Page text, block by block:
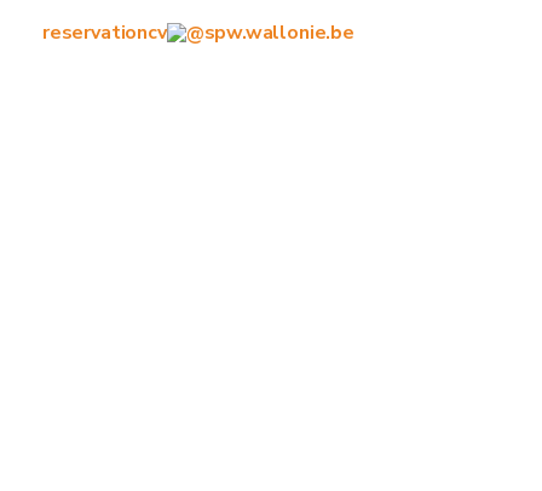
reservationcv spw.wallonie.be